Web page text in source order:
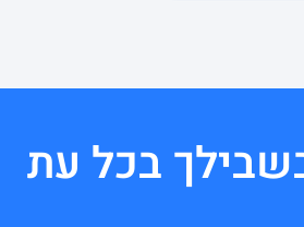
בכל עת